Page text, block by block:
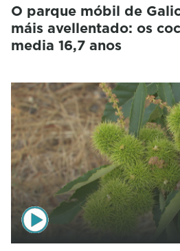
O parque móbil de
máis avellentado: os
media 16,7 anos